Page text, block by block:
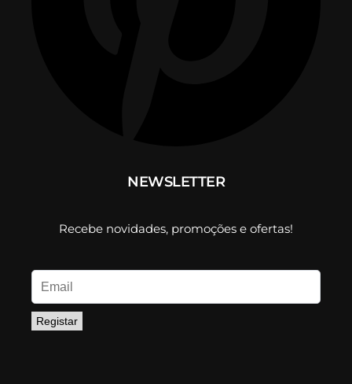
NEWSLETTER
Recebe novidades, promoções e ofertas!
Registar